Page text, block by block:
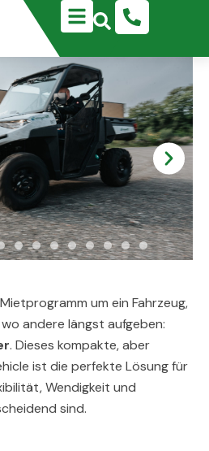
Search
...
um ein Fahrzeug,
andere längst aufgeben:
. Dieses kompakte, aber
ist die perfekte Lösung für
Wendigkeit und
sind.